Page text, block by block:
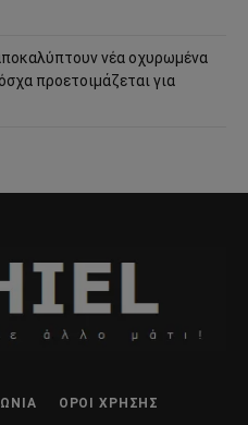
νέα οχυρωμένα
προετοιμάζεται για
ΌΡΟΙ ΧΡΉΣΗΣ